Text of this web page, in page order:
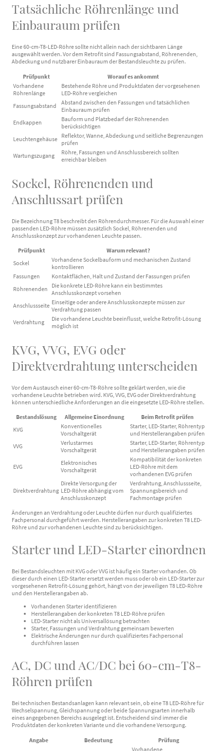
Tatsächliche Röhrenlänge und
Einbauraum prüfen
Eine 60-cm-T8-LED-Röhre sollte nicht allein nach der sichtbaren Länge
ausgewählt werden. Vor dem Retrofit sind Fassungsabstand, Röhrenenden,
Abdeckung und nutzbarer Einbauraum der Bestandsleuchte zu prüfen.
Prüfpunkt
Worauf es ankommt
Vorhandene
Röhrenlänge
Bestehende Röhre und Produktdaten der vorgesehenen
LED-Röhre vergleichen
Fassungsabstand
Abstand zwischen den Fassungen und tatsächlichen
Einbauraum prüfen
Endkappen
Bauform und Platzbedarf der Röhrenenden
berücksichtigen
Leuchtengehäuse Reflektor, Wanne, Abdeckung und seitliche Begrenzungen
prüfen
Wartungszugang
Röhre, Fassungen und Anschlussbereich sollten
erreichbar bleiben
Sockel, Röhrenenden und
Anschlussart prüfen
Die Bezeichnung T8 beschreibt den Röhrendurchmesser. Für die Auswahl einer
passenden LED-Röhre müssen zusätzlich Sockel, Röhrenenden und
Anschlusskonzept zur vorhandenen Leuchte passen.
Prüfpunkt
Warum relevant?
Sockel
Vorhandene Sockelbauform und mechanischen Zustand
kontrollieren
Fassungen
Kontaktflächen, Halt und Zustand der Fassungen prüfen
Röhrenenden
Die konkrete LED-Röhre kann ein bestimmtes
Anschlusskonzept vorsehen
Anschlussseite Einseitige oder andere Anschlusskonzepte müssen zur
Verdrahtung passen
Verdrahtung
Die vorhandene Leuchte beeinflusst, welche Retrofit-Lösung
möglich ist
KVG, VVG, EVG oder
Direktverdrahtung unterscheiden
Vor dem Austausch einer 60-cm-T8-Röhre sollte geklärt werden, wie die
vorhandene Leuchte betrieben wird. KVG, VVG, EVG oder Direktverdrahtung
können unterschiedliche Anforderungen an die eingesetzte LED-Röhre stellen.
Bestandslösung Allgemeine Einordnung
Beim Retrofit prüfen
KVG
Konventionelles
Vorschaltgerät
Starter, LED-Starter, Röhrentyp
und Herstellerangaben prüfen
VVG
Verlustarmes
Vorschaltgerät
Starter, LED-Starter, Röhrentyp
und Herstellerangaben prüfen
EVG
Elektronisches
Vorschaltgerät
Kompatibilität der konkreten
LED-Röhre mit dem
vorhandenen EVG prüfen
Direktverdrahtung
Direkte Versorgung der
LED-Röhre abhängig vom
Anschlusskonzept
Verdrahtung, Anschlussseite,
Spannungsbereich und
Fachmontage prüfen
Änderungen an Verdrahtung oder Leuchte dürfen nur durch qualifiziertes
Fachpersonal durchgeführt werden. Herstellerangaben zur konkreten T8 LED-
Röhre und zur vorhandenen Leuchte sind zu berücksichtigen.
Starter und LED-Starter einordnen
Bei Bestandsleuchten mit KVG oder VVG ist häufig ein Starter vorhanden. Ob
dieser durch einen LED-Starter ersetzt werden muss oder ob ein LED-Starter zur
vorgesehenen Retrofit-Lösung gehört, hängt von der jeweiligen T8 LED-Röhre
und den Herstellerangaben ab.
Vorhandenen Starter identifizieren
Herstellerangaben der konkreten T8 LED-Röhre prüfen
LED-Starter nicht als Universallösung betrachten
Starter, Fassungen und Verdrahtung gemeinsam bewerten
Elektrische Änderungen nur durch qualifiziertes Fachpersonal
durchführen lassen
AC, DC und AC/DC bei 60-cm-T8-
Röhren prüfen
Bei technischen Bestandsanlagen kann relevant sein, ob eine T8 LED-Röhre für
Wechselspannung, Gleichspannung oder beide Spannungsarten innerhalb
eines angegebenen Bereichs ausgelegt ist. Entscheidend sind immer die
Produktdaten der konkreten Variante und die vorhandene Versorgung.
Angabe Bedeutung
Prüfung
Vorhandene